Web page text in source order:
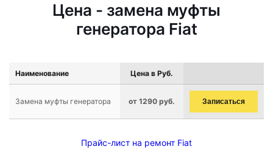
Цена - замена муфты
генератора Fiat
Наименование Цена в Руб.
Замена муфты генератора от 1290 руб. Записаться
Прайс-лист на ремонт Fiat